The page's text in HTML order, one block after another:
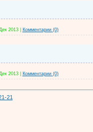
2013 Комментарии (0)
2013 Комментарии (0)
21